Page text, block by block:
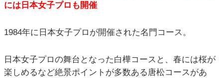
には日本女子プロも開催
1984年に日本女子プロが開催された名門コース。
日本女子プロの舞台となった白樺コースと、春には桜が
楽しめるなど絶景ポイントが多数ある唐松コースがあ